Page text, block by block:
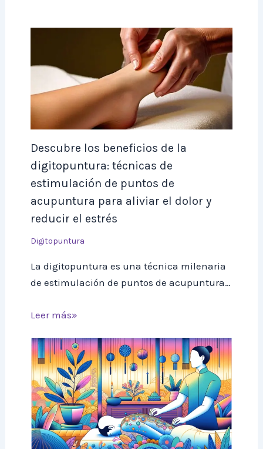
Descubre los beneficios de la
digitopuntura: técnicas de
estimulación de puntos de
acupuntura para aliviar el dolor y
reducir el estrés
Digitopuntura
La digitopuntura es una técnica milenaria
de estimulación de puntos de acupuntura…
Leer más»